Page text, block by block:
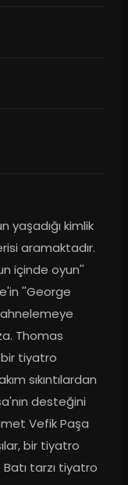
yaşadığı kimlik
aramaktadır.
içinde oyun''
''George
Thomas
tiyatro
sıkıntılardan
desteğini
Vefik Paşa
bir tiyatro
tarzı tiyatro